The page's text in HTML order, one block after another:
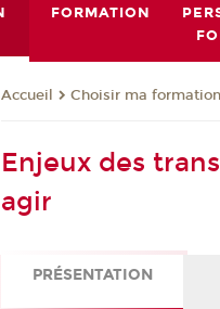
FORMATION
Accueil Choisir ma formation
Enjeux des
agir
PRÉSENTATION